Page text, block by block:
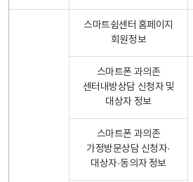
스마트쉼센터 홈페이지
회원정보
스마트폰 과의존
센터내방상담 신청자 및
대상자 정보
스마트폰 과의존
가정방문상담 신청자·
대상자·동의자 정보